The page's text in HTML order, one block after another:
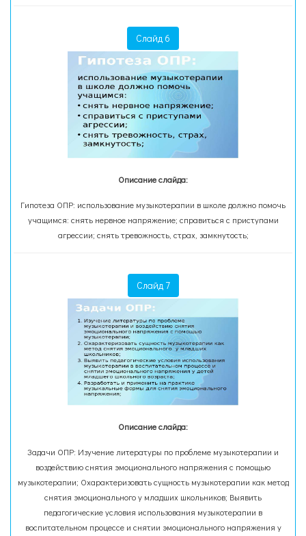
Слайд 6
Описание слайда:
Гипотеза ОПР: использование музыкотерапии в школе должно помочь
учащимся: снять нервное напряжение; справиться с приступами
агрессии; снять тревожность, страх, замкнутость;
Слайд 7
Описание слайда:
Задачи ОПР: Изучение литературы по проблеме музыкотерапии и
воздействию снятия эмоционального напряжения с помощью
музыкотерапии; Охарактеризовать сущность музыкотерапии как метод
снятия эмоционального у младших школьников; Выявить
педагогические условия использования музыкотерапии в
воспитательном процессе и снятии эмоционального напряжения у